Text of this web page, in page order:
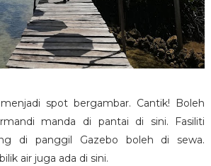
spot bergambar. Cantik! Boleh
manda di pantai di sini. Fasiliti
di panggil Gazebo boleh di sewa.
air juga ada di sini.